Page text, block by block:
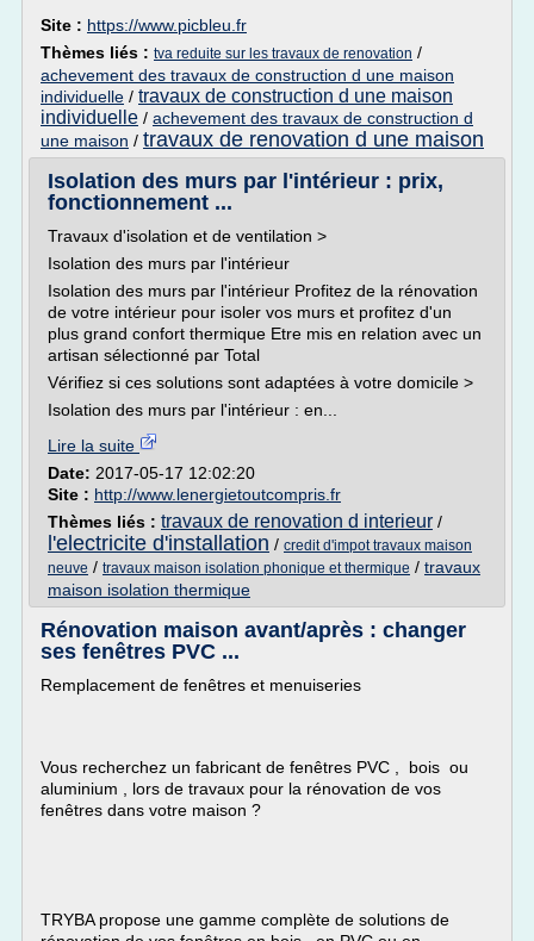
Site : https://www.picbleu.fr
Thèmes liés : tva reduite sur les travaux de renovation /
achevement des travaux de construction d une maison
individuelle / travaux de construction d une maison
individuelle / achevement des travaux de construction d
une maison / travaux de renovation d une maison
Isolation des murs par l'intérieur : prix,
fonctionnement ...
Travaux d'isolation et de ventilation >
Isolation des murs par l'intérieur
Isolation des murs par l'intérieur Profitez de la rénovation
de votre intérieur pour isoler vos murs et profitez d'un
plus grand confort thermique Etre mis en relation avec un
artisan sélectionné par Total
Vérifiez si ces solutions sont adaptées à votre domicile >
Isolation des murs par l'intérieur : en...
Lire la suite
Date: 2017-05-17 12:02:20
Site : http://www.lenergietoutcompris.fr
Thèmes liés : travaux de renovation d interieur /
l'electricite d'installation / credit d'impot travaux maison
neuve / travaux maison isolation phonique et thermique / travaux
maison isolation thermique
Rénovation maison avant/après : changer
ses fenêtres PVC ...
Remplacement de fenêtres et menuiseries
Vous recherchez un fabricant de fenêtres PVC , bois ou
aluminium , lors de travaux pour la rénovation de vos
fenêtres dans votre maison ?
TRYBA propose une gamme complète de solutions de